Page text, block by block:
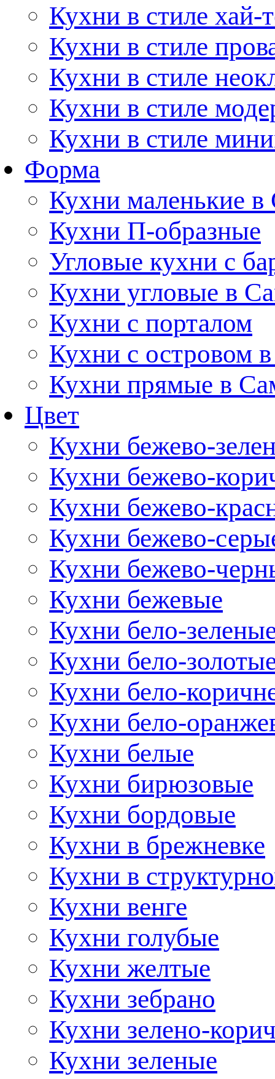
Кухни в стиле хай-
Кухни в стиле
Кухни в стиле
Кухни в стиле
Кухни в стиле
Форма
Кухни маленькие в
Кухни П-образные
Угловые кухни с
Кухни угловые в
Кухни с порталом
Кухни с островом
Кухни прямые в
Цвет
Кухни бежево-
Кухни бежево-
Кухни бежево-
Кухни бежево-
Кухни бежево-
Кухни бежевые
Кухни бело-
Кухни бело-
Кухни бело-
Кухни бело-
Кухни белые
Кухни бирюзовые
Кухни бордовые
Кухни в брежневке
Кухни в
Кухни венге
Кухни голубые
Кухни желтые
Кухни зебрано
Кухни зелено-
Кухни зеленые